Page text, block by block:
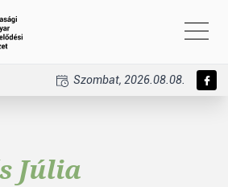
Szombat, 2026.08.08.
Júlia